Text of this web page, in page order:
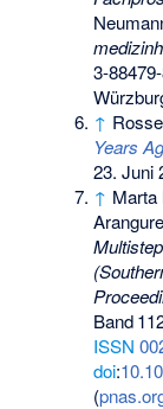
3-
↑
Years
23. Juni
↑ Marta
Band
ISSN
doi:
(